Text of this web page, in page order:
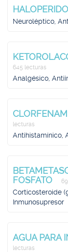
Neuroléptico,
645 lecturas
Analgésico,
lecturas
Antihistamínico,
FOSFATO
Corticosteroide
Inmunosupresor
AGUA PARA
lecturas